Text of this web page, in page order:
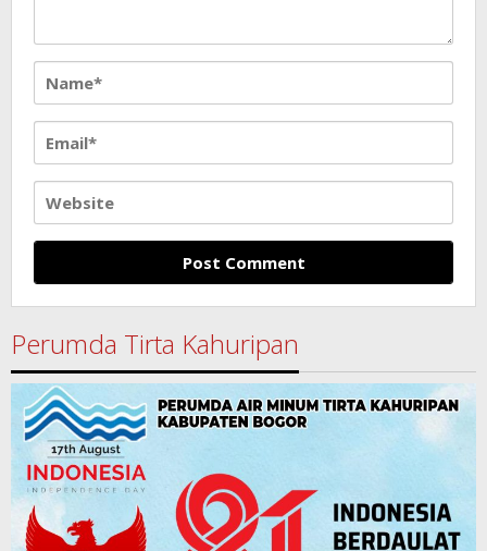
Perumda Tirta Kahuripan